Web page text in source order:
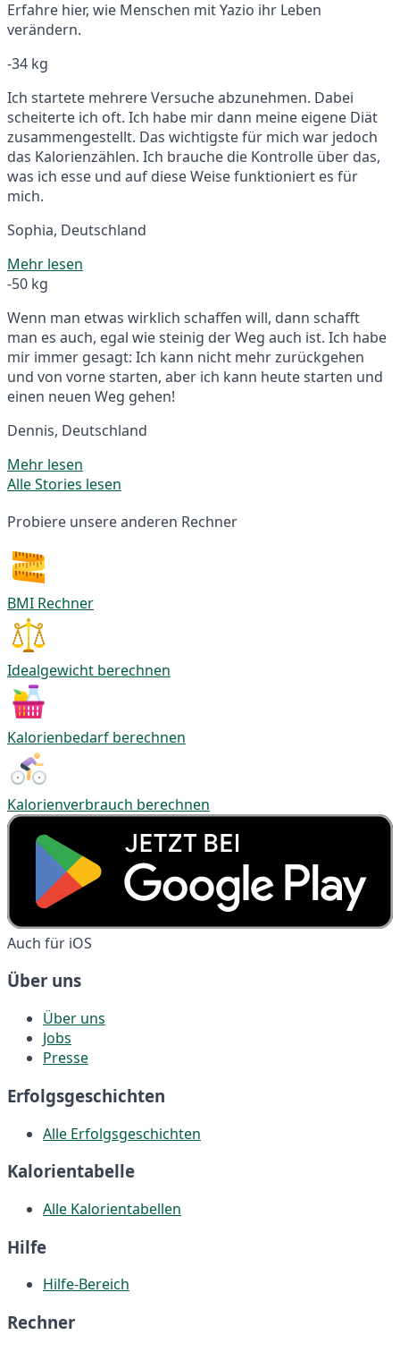
Erfahre hier, wie Menschen mit Yazio ihr Leben
verändern.
-34 kg
Ich startete mehrere Versuche abzunehmen. Dabei
scheiterte ich oft. Ich habe mir dann meine eigene Diät
zusammengestellt. Das wichtigste für mich war jedoch
das Kalorienzählen. Ich brauche die Kontrolle über das,
was ich esse und auf diese Weise funktioniert es für
mich.
Sophia, Deutschland
Mehr lesen
-50 kg
Wenn man etwas wirklich schaffen will, dann schafft
man es auch, egal wie steinig der Weg auch ist. Ich habe
mir immer gesagt: Ich kann nicht mehr zurückgehen
und von vorne starten, aber ich kann heute starten und
einen neuen Weg gehen!
Dennis, Deutschland
Mehr lesen
Alle Stories lesen
Probiere unsere anderen Rechner
BMI Rechner
Idealgewicht berechnen
Kalorienbedarf berechnen
Kalorienverbrauch berechnen
Auch für iOS
Über uns
Über uns
Jobs
Presse
Erfolgsgeschichten
Alle Erfolgsgeschichten
Kalorientabelle
Alle Kalorientabellen
Hilfe
Hilfe-Bereich
Rechner